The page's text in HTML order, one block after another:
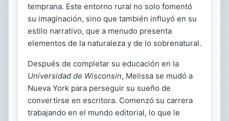
temprana. Este entorno rural no solo fomentó
su imaginación, sino que también influyó en su
estilo narrativo, que a menudo presenta
elementos de la naturaleza y de lo sobrenatural.
Después de completar su educación en la
Universidad de Wisconsin, Melissa se mudó a
Nueva York para perseguir su sueño de
convertirse en escritora. Comenzó su carrera
trabajando en el mundo editorial, lo que le